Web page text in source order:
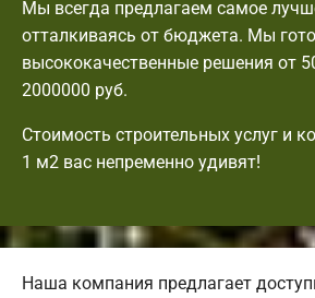
Мы всегда предлагаем самое
отталкиваясь от бюджета. Мы
высококачественные решения от
2000000 руб.
Стоимость строительных услуг и
1 м2 вас непременно удивят!
Наша компания предлагает